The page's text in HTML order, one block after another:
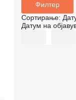
Филтер
Сортирање:
Датум на